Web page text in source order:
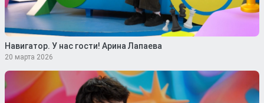
Навигатор. У нас гости! Арина Лапаева
20 марта 2026